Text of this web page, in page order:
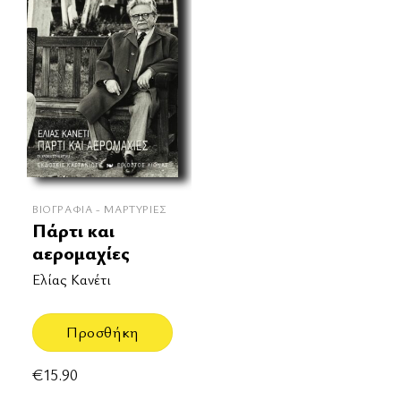
ΒΙΟΓΡΑΦΊΑ - ΜΑΡΤΥΡΊΕΣ
Πάρτι και
αερομαχίες
Ελίας Κανέτι
Προσθήκη
€15.90